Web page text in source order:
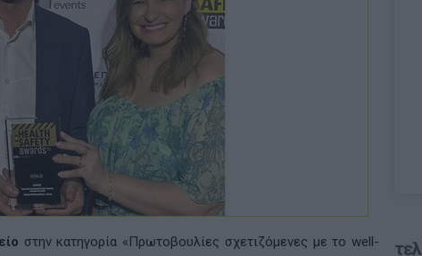
στην κατηγορία «Πρωτοβουλίες σχετιζόμενες με το well-